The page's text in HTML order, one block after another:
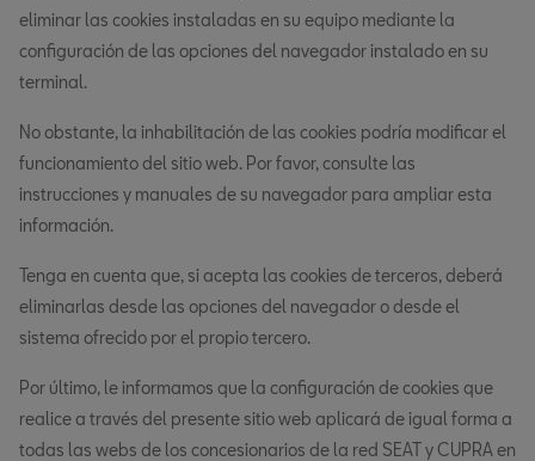
eliminar las cookies instaladas en su equipo mediante la
configuración de las opciones del navegador instalado en su
terminal.
No obstante, la inhabilitación de las cookies podría modificar el
funcionamiento del sitio web. Por favor, consulte las
instrucciones y manuales de su navegador para ampliar esta
información.
Tenga en cuenta que, si acepta las cookies de terceros, deberá
eliminarlas desde las opciones del navegador o desde el
sistema ofrecido por el propio tercero.
Por último, le informamos que la configuración de cookies que
realice a través del presente sitio web aplicará de igual forma a
todas las webs de los concesionarios de la red SEAT y CUPRA en